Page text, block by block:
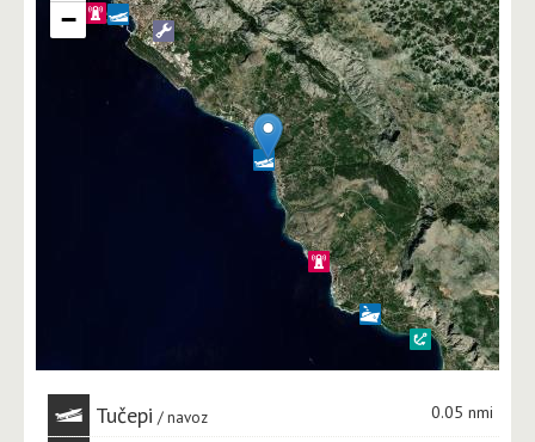
−
Tučepi navoz 0.05 nmi